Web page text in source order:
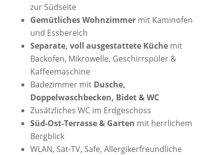
zur Südseite
Gemütliches Wohnzimmermit Kaminofen
und Essbereich
Separate, voll ausgestattete Küchemit
Backofen, Mikrowelle, Geschirrspüler &
Kaffeemaschine
Badezimmer mit Dusche,
Doppelwaschbecken, Bidet & WC
Zusätzliches WC im Erdgeschoss
Süd-Ost-Terrasse & Garten mit herrlichem
Bergblick
WLAN, Sat-TV, Safe, Allergikerfreundliche